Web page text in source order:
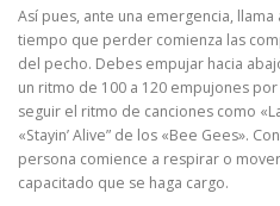
Así pues, ante una emergencia,
tiempo que perder comienza las
del pecho. Debes empujar hacia
un ritmo de 100 a 120 empujones
seguir el ritmo de canciones como
«Stayin’ Alive” de los «Bee Gees».
persona comience a respirar o
capacitado que se haga cargo.